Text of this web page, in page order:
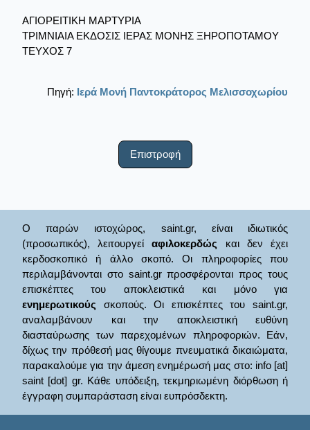
ΑΓΙΟΡΕΙΤΙΚΗ ΜΑΡΤΥΡΙΑ
ΤΡΙΜΝΙΑΙΑ ΕΚΔΟΣΙΣ ΙΕΡΑΣ ΜΟΝΗΣ ΞΗΡΟΠΟΤΑΜΟΥ
ΤΕΥΧΟΣ 7
Πηγή: Ιερά Μονή Παντοκράτορος Μελισσοχωρίου
Επιστροφή
Ο παρών ιστοχώρος, saint.gr, είναι ιδιωτικός
(προσωπικός), λειτουργείαφιλοκερδώς και δεν έχει
κερδοσκοπικό ή άλλο σκοπό. Οι πληροφορίες που
περιλαμβάνονται στο saint.gr προσφέρονται προς τους
επισκέπτες του αποκλειστικά και μόνο για
ενημερωτικούς σκοπούς. Οι επισκέπτες του saint.gr,
αναλαμβάνουν και την αποκλειστική ευθύνη
διασταύρωσης των παρεχομένων πληροφοριών. Εάν,
δίχως την πρόθεσή μας θίγουμε πνευματικά δικαιώματα,
παρακαλούμε για την άμεση ενημέρωσή μας στο: info [at]
saint [dot] gr. Κάθε υπόδειξη, τεκμηριωμένη διόρθωση ή
έγγραφη συμπαράσταση είναι ευπρόσδεκτη.